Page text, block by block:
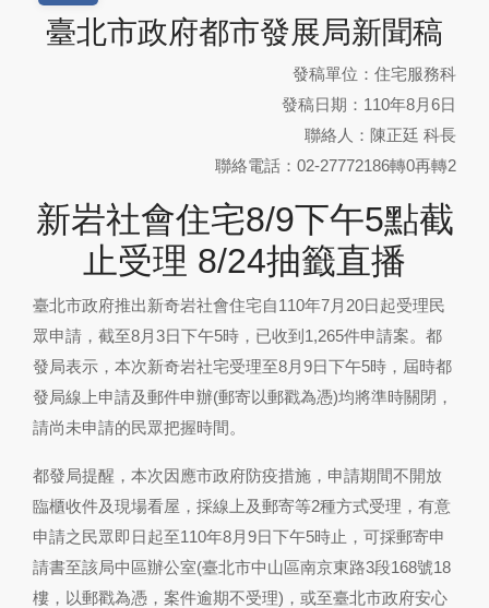
臺北市政府都市發展局新聞稿
發稿單位：住宅服務科
發稿日期：110年8月6日
聯絡人：陳正廷 科長
聯絡電話：02-27772186轉0再轉2
新岩社會住宅8/9下午5點截
止受理 8/24抽籤直播
臺北市政府推出新奇岩社會住宅自110年7月20日起受理民
眾申請，截至8月3日下午5時，已收到1,265件申請案。都
發局表示，本次新奇岩社宅受理至8月9日下午5時，屆時都
發局線上申請及郵件申辦(郵寄以郵戳為憑)均將準時關閉，
請尚未申請的民眾把握時間。
都發局提醒，本次因應市政府防疫措施，申請期間不開放
臨櫃收件及現場看屋，採線上及郵寄等2種方式受理，有意
申請之民眾即日起至110年8月9日下午5時止，可採郵寄申
請書至該局中區辦公室(臺北市中山區南京東路3段168號18
樓，以郵戳為憑，案件逾期不受理)，或至臺北市政府安心